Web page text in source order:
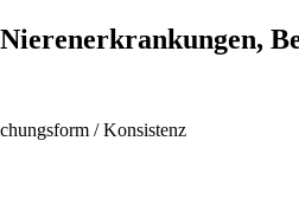
/ Konsistenz